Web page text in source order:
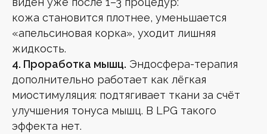
кожа становится плотнее, уменьшается
«апельсиновая корка», уходит лишняя
жидкость.
4. Проработка мышц. Эндосфера-терапия
дополнительно работает как лёгкая
миостимуляция: подтягивает ткани за счёт
улучшения тонуса мышц. В LPG такого
эффекта нет.